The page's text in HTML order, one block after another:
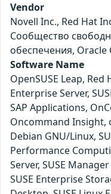
Vendor
Novell Inc., Red Hat
Сообщество
обеспечения,
Software Name
OpenSUSE Leap,
Enterprise Server,
SAP Applications,
Oncommand Insight,
Debian GNU/Linux,
Performance
Server, SUSE
SUSE Enterprise